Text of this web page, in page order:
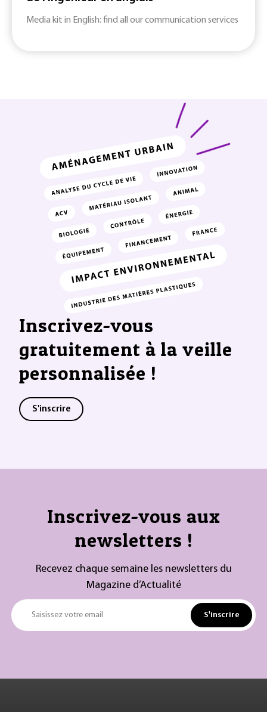
Media kit in English: find all our communication services
Inscrivez-vous
gratuitement à la veille
personnalisée !
S'inscrire
Inscrivez-vous aux
newsletters !
Recevez chaque semaine les newsletters du
Magazine d’Actualité
Saisissez votre email S'inscrire